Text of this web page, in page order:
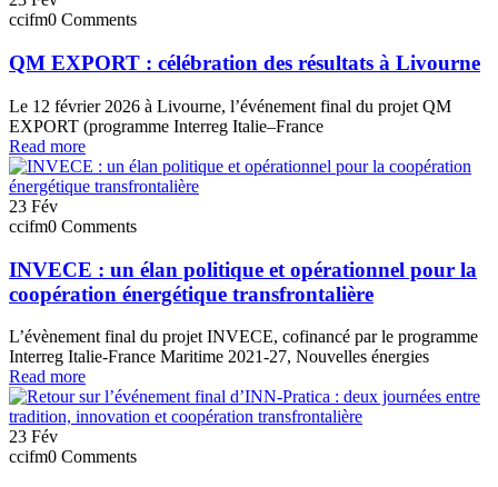
ccifm0 Comments
QM EXPORT : célébration des résultats à Livourne
Le 12 février 2026 à Livourne, l’événement final du projet QM
EXPORT (programme Interreg Italie–France
Read more
23 Fév
ccifm0 Comments
INVECE : un élan politique et opérationnel pour la
coopération énergétique transfrontalière
L’évènement final du projet INVECE, cofinancé par le programme
Interreg Italie-France Maritime 2021-27, Nouvelles énergies
Read more
23 Fév
ccifm0 Comments